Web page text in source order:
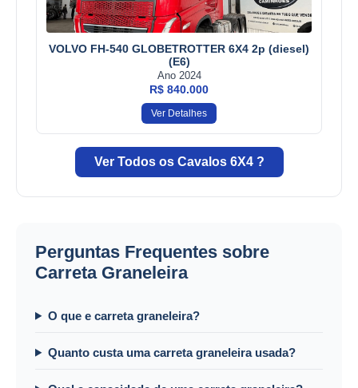
VOLVO FH-540 GLOBETROTTER 6X4 2p (diesel)
(E6)
Ano 2024
R$ 840.000
Ver Detalhes
Ver Todos os Cavalos 6X4 ?
Perguntas Frequentes sobre
Carreta Graneleira
O que e carreta graneleira?
Quanto custa uma carreta graneleira usada?